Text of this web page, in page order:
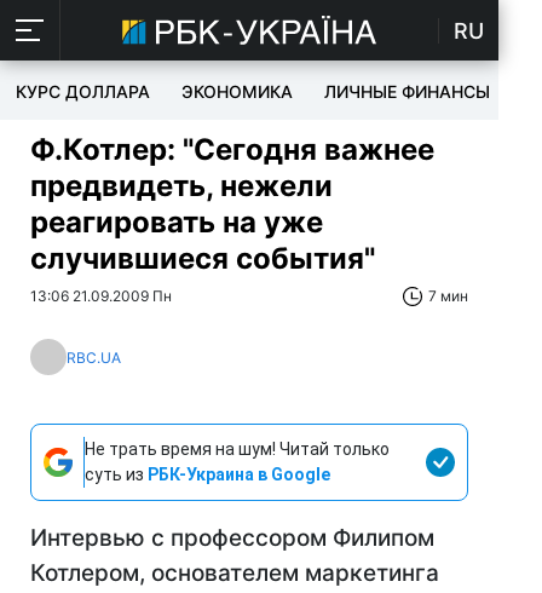
RU
КУРС ДОЛЛАРА ЭКОНОМИКА ЛИЧНЫЕ ФИНАНСЫ
Ф.Котлер: "Сегодня важнее
предвидеть, нежели
реагировать на уже
случившиеся события"
13:06 21.09.2009 Пн 7 мин
RBC.UA
Не трать время на шум! Читай только
суть из РБК-Украина в Google
Интервью с профессором Филипом
Котлером, основателем маркетинга